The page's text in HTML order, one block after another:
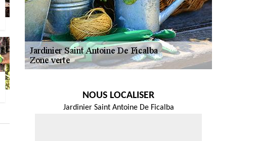
NOUS LOCALISER
Jardinier Saint Antoine De Ficalba